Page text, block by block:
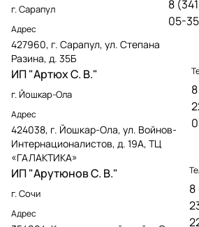
г. Сарапул
Адрес
427960, г. Сарапул, ул. Степана
Разина, д. 35Б
8
05-35
ИП "Артюх С. В."
г. Йошкар-Ола
Адрес
424038, г. Йошкар-Ола, ул. Войнов-
Интернационалистов, д. 19А, ТЦ
«ГАЛАКТИКА»
ИП "Арутюнов С. В."
г. Сочи
Адрес
8